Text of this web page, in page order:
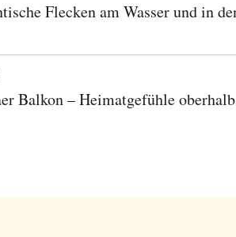
Flecken am Wasser und in
Balkon – Heimatgefühle
Sie jede Woche neue schöne
Geheimtipps und
einzigartige Reisen.